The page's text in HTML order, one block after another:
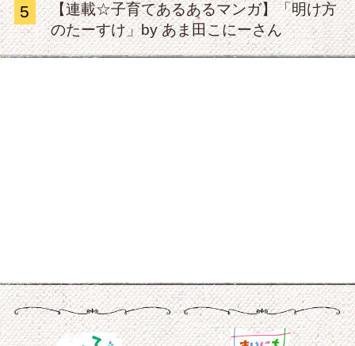
5
【連載☆子育てあるあるマンガ】「明け方
のたーすけ」by あま田こにーさん